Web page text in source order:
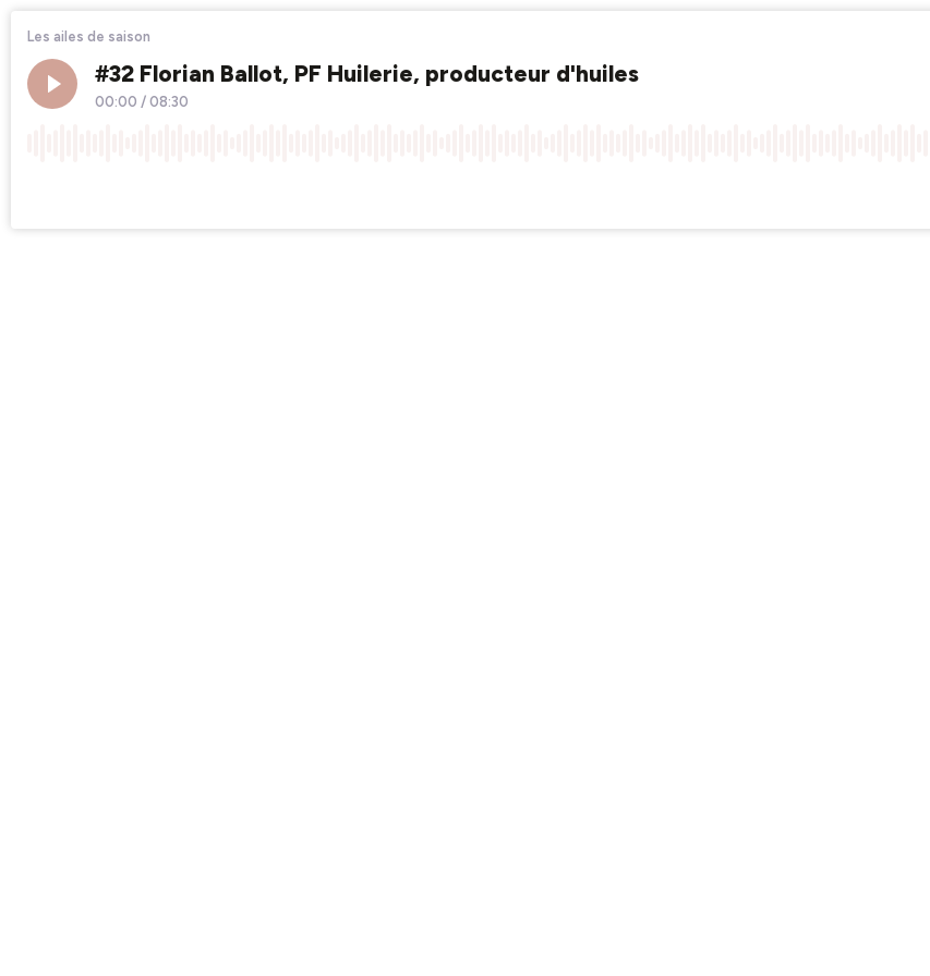
Les ailes de saison
#32 Florian Ballot, PF Huilerie, producteur d'huiles
00:00 /08:30